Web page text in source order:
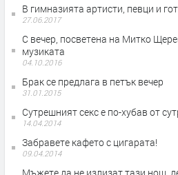
В гимназията артисти, певци и
27.06.2017
С вечер, посветена на Митко
музиката
04.10.2016
Брак се предлага в петък вечер
31.01.2015
Сутрешният секс е по-хубав от
14.04.2014
Забравете кафето с цигарата!
09.04.2014